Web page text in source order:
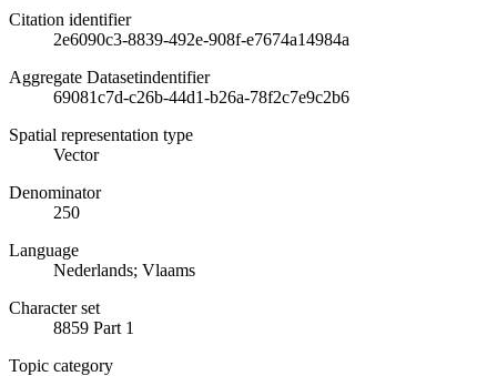
Citation identifier
2e6090c3-8839-492e-908f-e7674a14984a
Aggregate Datasetindentifier
69081c7d-c26b-44d1-b26a-78f2c7e9c2b6
Spatial representation type
Vector
Denominator
250
Language
Nederlands; Vlaams
Character set
8859 Part 1
Topic category